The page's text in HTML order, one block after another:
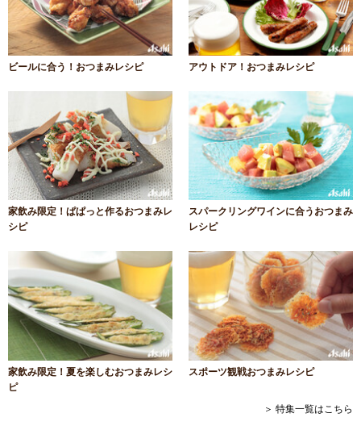
ビールに合う！おつまみレシピ アウトドア！おつまみレシピ
家飲み限定！ぱぱっと作るおつまみレ
シピ
スパークリングワインに合うおつまみ
レシピ
家飲み限定！夏を楽しむおつまみレシ
ピ
スポーツ観戦おつまみレシピ
＞ 特集一覧はこちら